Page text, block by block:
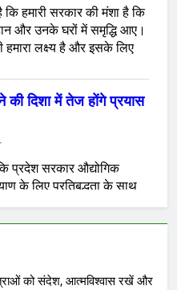
को संदेश, आत्मविश्वास रखें और